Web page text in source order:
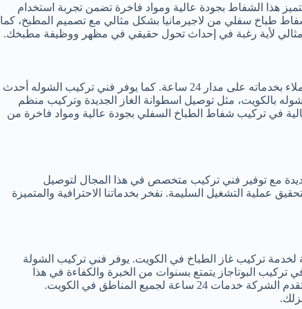
هذا الشفاط بجودة عالية ومواد فاخرة تضمن تجربة استخدام
طباخ سفلي من لاجيرمانيا بشكل مثالي مع تصميم المطبخ، كما
يمتلك فني تركيب بوتاجاز الكويت أفضل الخبرات والمهارات في تركيب شوله بالكويت. فهو يتمتع بخبرة سنوات طويلة في هذا المجال، ويزود العملاء بخدماته على مدار 24 ساعة. كما يوفر فني تركيب الشوله أحدث
بالكويت، مثل توصيل اسطوانة الغاز الجديدة وتركيب منظم
في تركيب شفاط الطباخ السفلي بجودة عالية ومواد فاخرة من
جديدة مع توفير فني تركيب متخصص في هذا المجال لتوصيل
عملية التشغيل السليمة. نفخر بخدماتنا الاحترافية والمتميزة
تركيب غاز الطباخ في الكويت. يوفر فني تركيب الشولة
البوتاجاز يتمتع بسنوات من الخبرة والكفاءة في هذا
بشكل سريع وفعال. يمكن الاعتماد على هذه الخدمات في أي وقت من اليوم، حيث تقدم الشركة خدمات 24 ساعة لجميع المناطق في الكويت.